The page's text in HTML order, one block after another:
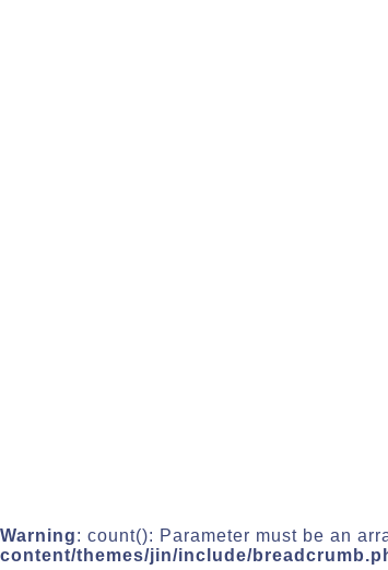
Warning: count(): Parameter must be an
content/themes/jin/include/